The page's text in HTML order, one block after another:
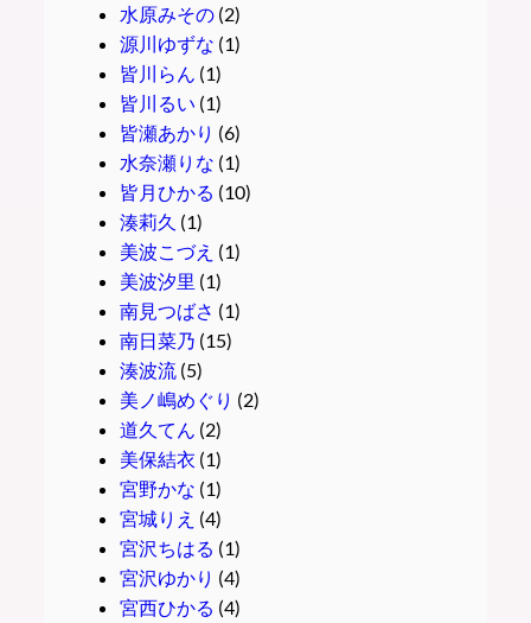
水原みその(2)
源川ゆずな (1)
皆川らん (1)
皆川るい (1)
皆瀬あかり (6)
水奈瀬りな (1)
皆月ひかる (10)
湊莉久 (1)
美波こづえ (1)
美波汐里 (1)
南見つばさ (1)
南日菜乃 (15)
湊波流 (5)
美ノ嶋めぐり (2)
道久てん (2)
美保結衣 (1)
宮野かな (1)
宮城りえ (4)
宮沢ちはる (1)
宮沢ゆかり (4)
宮西ひかる (4)